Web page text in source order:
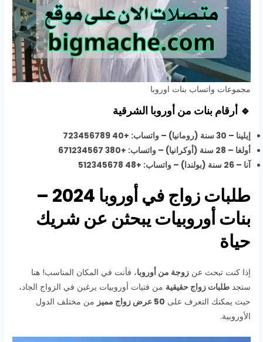
مجموعات واتساب بنات اوروبا
🔹 أرقام بنات من أوروبا الشرقية
إيلينا – 30 سنة (رومانيا) – واتساب: +40 723456789
أولغا – 28 سنة (أوكرانيا) – واتساب: +380 671234567
آنا – 26 سنة (بولندا) – واتساب: +48 512345678
طلبات زواج في أوروبا 2024 –
بنات أوروبيات يبحثن عن شريك
حياة
إذا كنت تبحث عنزوجة من أوروبا، فأنت في المكان المناسب! هنا
ستجدطلبات زواج حقيقية من فتيات أوروبيات يرغبن في الزواج الجاد،
حيث يمكنك التعرف على 50 عرض زواج مميز
من مختلف الدول
الأوروبية.